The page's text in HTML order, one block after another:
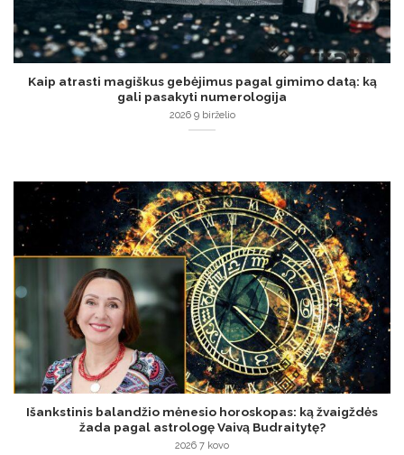
Kaip atrasti magiškus gebėjimus pagal gimimo datą: ką
gali pasakyti numerologija
2026 9 birželio
Išankstinis balandžio mėnesio horoskopas: ką žvaigždės
žada pagal astrologę Vaivą Budraitytę?
2026 7 kovo